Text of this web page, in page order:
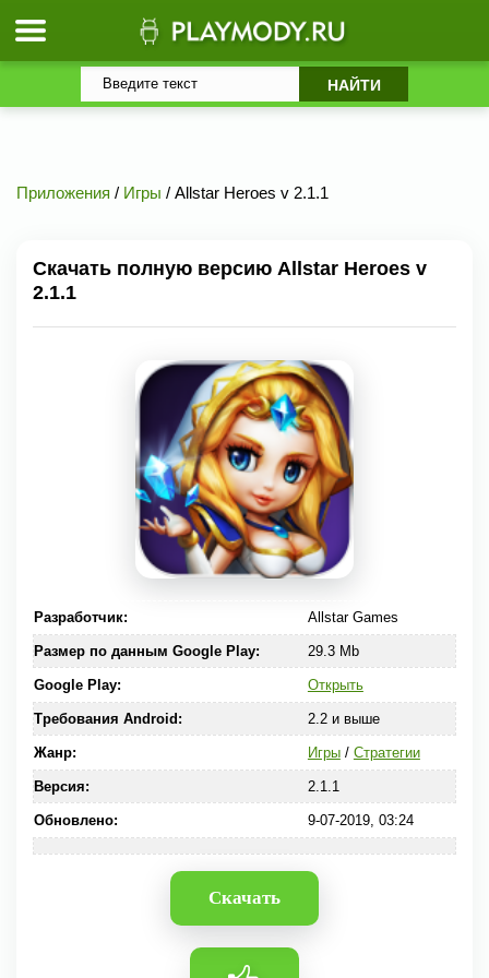
Приложения / Игры / Allstar Heroes v 2.1.1
Скачать полную версию Allstar Heroes v
2.1.1
Разработчик: Allstar Games
Размер по данным Google Play: 29.3 Mb
Google Play: Открыть
Требования Android: 2.2 и выше
Жанр: Игры/ Стратегии
Версия: 2.1.1
Обновлено: 9-07-2019, 03:24
Скачать